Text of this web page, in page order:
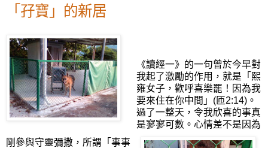
「孖寶」的新居
《讀經一》的一句曾於今早對
我起了激勵的作用，就是「熙
雍女子，歡呼喜樂罷！因為我
要來住在你中間」(匝2:14)。
過了一整天，令我欣喜的事真
是寥寥可數。心情差不是因為
剛參與守靈彌撒，所謂「事事